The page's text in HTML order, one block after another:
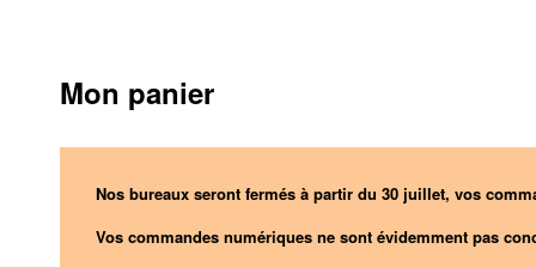
Mon panier
Nos bureaux seront fermés à partir du 30 juillet, vos
Vos commandes numériques ne sont évidemment pas